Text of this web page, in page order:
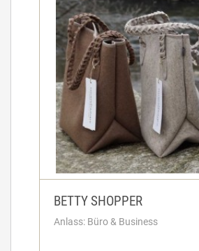
BETTY SHOPPER
Anlass: Büro & Business